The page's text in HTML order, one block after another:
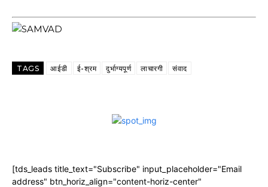
TAGS आईडी ई-श्रम दुर्भाग्यपूर्ण लाचारगी संवाद
[tds_leads title_text="Subscribe" input_placeholder="Email
address" btn_horiz_align="content-horiz-center"